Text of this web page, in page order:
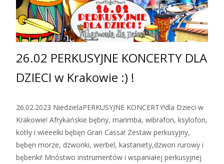
26.02 PERKUSYJNE KONCERTY DLA
DZIECI w Krakowie :) !
26.02.2023 NiedzielaPERKUSYJNE KONCERTY!dla Dzieci w
Krakowie! Afrykańskie bębny, marimba, wibrafon, ksylofon,
kotły i wieeelki bębęn Gran Cassa! Zestaw perkusyjny,
bębęn morze, dzwonki, werbel, kastaniety,dzwon rurowy i
bębenki! Mnóstwo instrumentów i wspaniałej perkusyjnej